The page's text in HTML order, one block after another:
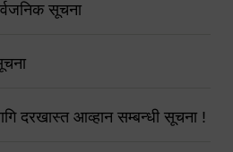
सूचना
दरखास्त आव्हान सम्बन्धी सूचना !